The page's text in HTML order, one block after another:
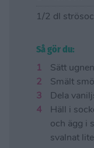
1/2 dl
Så gör du:
Sätt
Smält
Dela
Häll i
och ägg i
svalnat